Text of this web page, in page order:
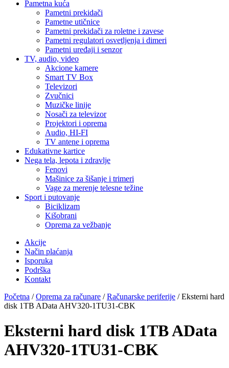
Pametna kuća
Pametni prekidači
Pametne utičnice
Pametni prekidači za roletne i zavese
Pametni regulatori osvetljenja i dimeri
Pametni uređaji i senzor
TV, audio, video
Akcione kamere
Smart TV Box
Televizori
Zvučnici
Muzičke linije
Nosači za televizor
Projektori i oprema
Audio, HI-FI
TV antene i oprema
Edukativne kartice
Nega tela, lepota i zdravlje
Fenovi
Mašinice za šišanje i trimeri
Vage za merenje telesne težine
Sport i putovanje
Biciklizam
Kišobrani
Oprema za vežbanje
Akcije
Način plaćanja
Isporuka
Podrška
Kontakt
Početna /Oprema za računare /Računarske periferije / Eksterni hard
disk 1TB AData AHV320-1TU31-CBK
Eksterni hard disk 1TB AData
AHV320-1TU31-CBK